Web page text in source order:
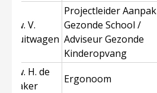
Mw. V.
Kruitwagen
Projectleider Aanpak
Gezonde School /
Adviseur Gezonde
Kinderopvang
Mw. H. de
Kraker
Ergonoom